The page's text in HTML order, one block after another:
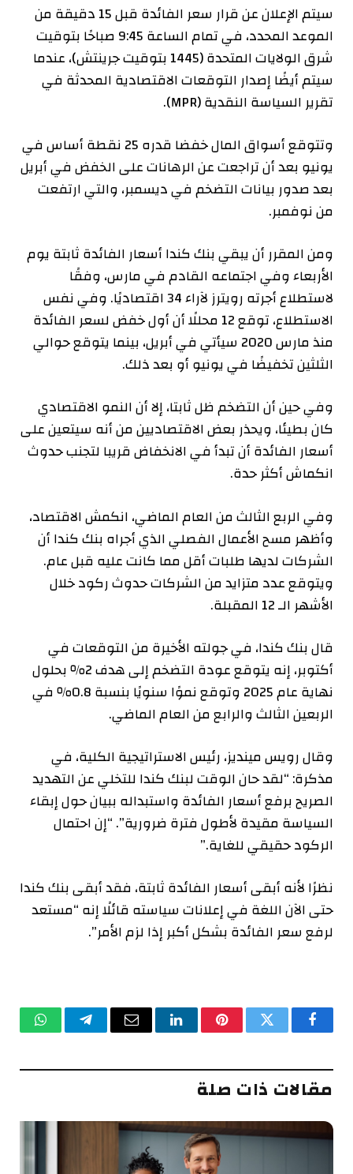
سيتم الإعلان عن قرار سعر الفائدة قبل 15 دقيقة من
الموعد المحدد، في تمام الساعة 9:45 صباحًا بتوقيت
شرق الولايات المتحدة (1445 بتوقيت جرينتش)، عندما
سيتم أيضًا إصدار التوقعات الاقتصادية المحدثة في
تقرير السياسة النقدية (MPR).
وتتوقع أسواق المال خفضا قدره 25 نقطة أساس في
يونيو بعد أن تراجعت عن الرهانات على الخفض في أبريل
بعد صدور بيانات التضخم في ديسمبر، والتي ارتفعت
من نوفمبر.
ومن المقرر أن يبقي بنك كندا أسعار الفائدة ثابتة يوم
الأربعاء وفي اجتماعه القادم في مارس، وفقًا
لاستطلاع أجرته رويترز لآراء 34 اقتصاديًا. وفي نفس
الاستطلاع، توقع 12 محللًا أن أول خفض لسعر الفائدة
منذ مارس 2020 سيأتي في أبريل، بينما يتوقع حوالي
الثلثين تخفيضًا في يونيو أو بعد ذلك.
وفي حين أن التضخم ظل ثابتا، إلا أن النمو الاقتصادي
كان بطيئا، ويحذر بعض الاقتصاديين من أنه سيتعين على
أسعار الفائدة أن تبدأ في الانخفاض قريبا لتجنب حدوث
انكماش أكثر حدة.
وفي الربع الثالث من العام الماضي، انكمش الاقتصاد،
وأظهر مسح الأعمال الفصلي الذي أجراه بنك كندا أن
الشركات لديها طلبات أقل مما كانت عليه قبل عام.
ويتوقع عدد متزايد من الشركات حدوث ركود خلال
الأشهر الـ 12 المقبلة.
قال بنك كندا، في جولته الأخيرة من التوقعات في
أكتوبر، إنه يتوقع عودة التضخم إلى هدف 2٪ بحلول
نهاية عام 2025 وتوقع نموًا سنويًا بنسبة 0.8٪ في
الربعين الثالث والرابع من العام الماضي.
وقال رويس مينديز، رئيس الاستراتيجية الكلية، في
مذكرة: “لقد حان الوقت لبنك كندا للتخلي عن التهديد
الصريح برفع أسعار الفائدة واستبداله ببيان حول إبقاء
السياسة مقيدة لأطول فترة ضرورية”. “إن احتمال
الركود حقيقي للغاية.”
نظرًا لأنه أبقى أسعار الفائدة ثابتة، فقد أبقى بنك كندا
حتى الآن اللغة في إعلانات سياسته قائلًا إنه “مستعد
لرفع سعر الفائدة بشكل أكبر إذا لزم الأمر”.
فيسبوكتويتر بينتيريستلينكدإنالبريد تيلقرام
مقالات ذات صلة